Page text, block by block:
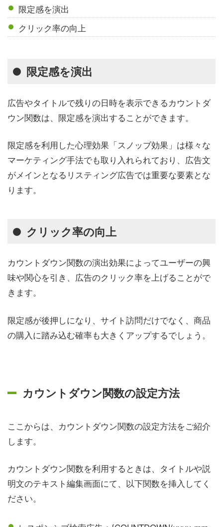
限定感を演出
クリック率の向上
限定感を演出
広告やタイトルで残りの日時を表示できるカウントダ
ウン関数は、限定感を演出することができます。
限定感を利用した心理効果「スノッブ効果」は様々な
マーケティング手法でも取り入れられており、広告文
がメインとなるリスティング広告では重要な要素とな
ります。
クリック率の向上
カウントダウン関数の演出効果によってユーザーの興
味や関心を引き、広告のクリック率を上げることがで
きます。
限定感が後押しになり、サイト訪問だけでなく、商品
の購入に踏み込む確率も大きくアップするでしょう。
カウントダウン関数の設定方法
ここからは、カウントダウン関数の設定方法をご紹介
します。
カウントダウン関数を利用するときは、タイトルや説
明文のテキスト編集画面にて、以下関数を挿入してく
ださい。